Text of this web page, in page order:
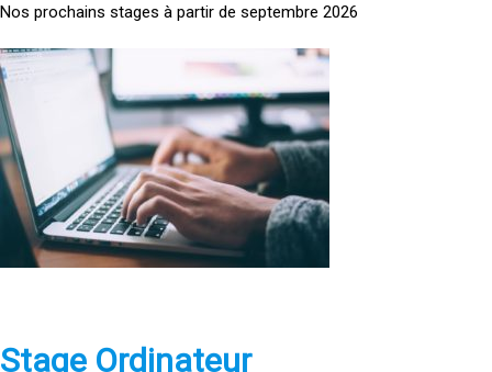
Nos prochains stages à partir de septembre 2026
<
a
h
e
f
pStage Ordinateur